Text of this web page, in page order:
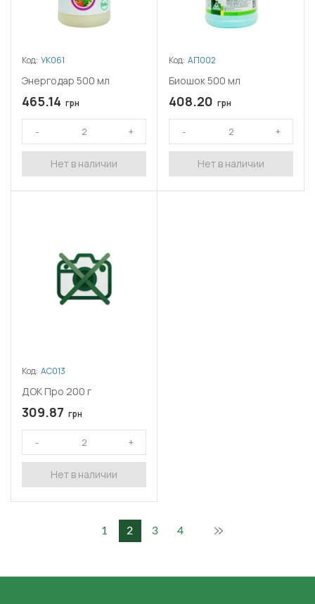
Код: УК061
Энергодар 500 мл
465.14 грн
Нет в наличии
Код: АП002
Биошок 500 мл
408.20 грн
Нет в наличии
Код: АС013
ДОК Про 200 г
309.87 грн
Нет в наличии
1 2 3 4